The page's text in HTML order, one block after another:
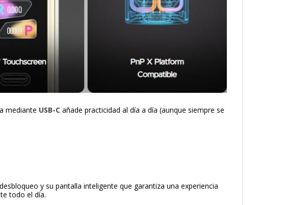
mediante USB-C añade practicidad al día a día (aunque siempre se
y su pantalla inteligente que garantiza una experiencia
todo el día.